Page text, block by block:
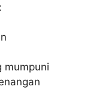
mumpuni